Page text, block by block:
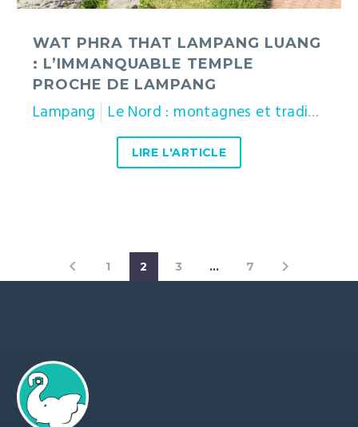
WAT PHRA THAT LAMPANG LUANG
: L’IMMANQUABLE TEMPLE
PROCHE DE LAMPANG
Lampang Le Nord : montagnes et traditions
LIRE L'ARTICLE
1 2 3 … 7